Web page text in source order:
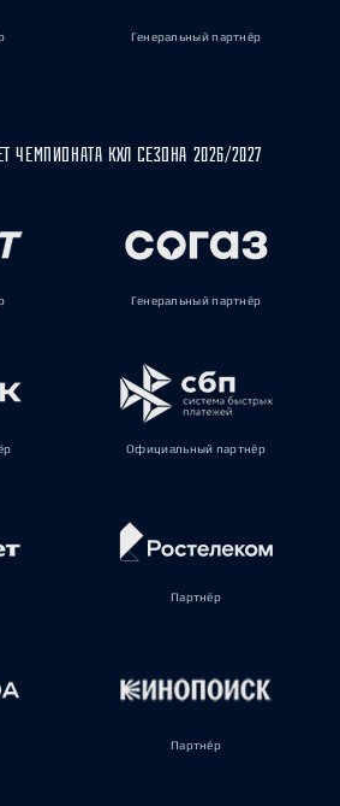
Генеральный партнёр
ЧЕМПИОНАТА КХЛ СЕЗОНА 2026/2027
Генеральный партнёр
Официальный партнёр
Партнёр
Партнёр